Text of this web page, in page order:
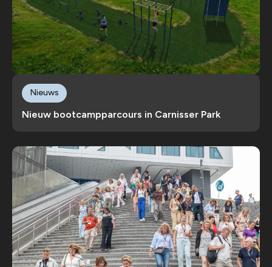
Nieuw bootcampparcours in Carnisser Park
Nieuws